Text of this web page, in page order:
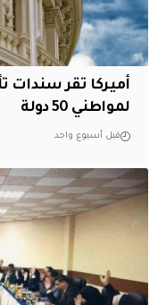
لمواطني 50 دولة
قبل أسبوع واحد